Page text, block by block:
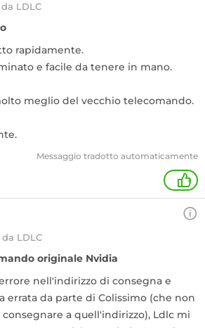
LDLC
rapidamente.
e facile da tenere in mano.
meglio del vecchio telecomando.
Messaggio tradotto automaticamente
+
LDLC
originale Nvidia
nell'indirizzo di consegna e
errata da parte di Colissimo (che non
a quell'indirizzo), Ldlc mi